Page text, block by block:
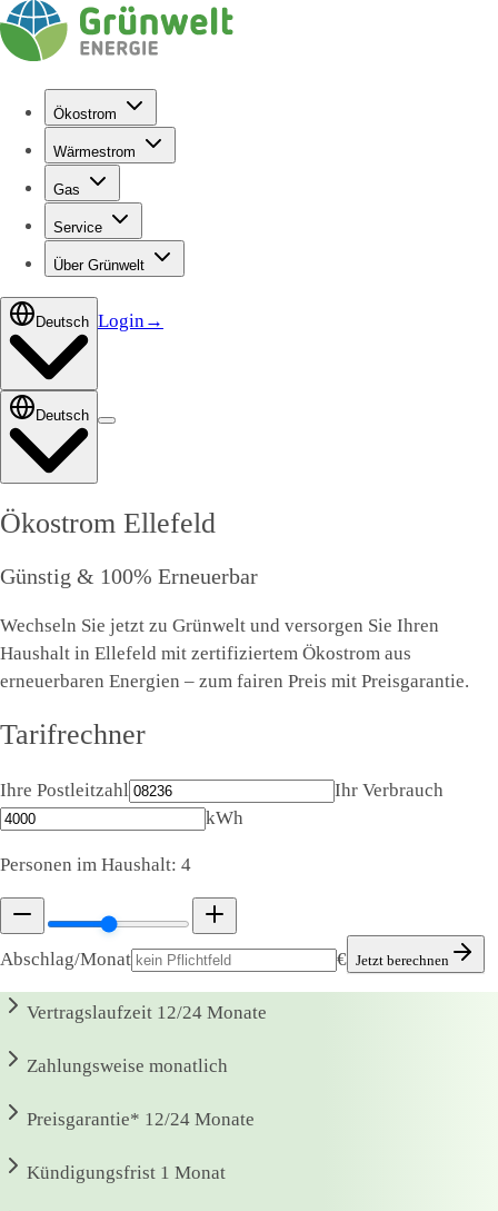
Ökostrom
Wärmestrom
Gas
Service
Über Grünwelt
Deutsch Login→
Deutsch
Ökostrom Ellefeld
Günstig & 100% Erneuerbar
Wechseln Sie jetzt zu Grünwelt und versorgen Sie Ihren
Haushalt in Ellefeld mit zertifiziertem Ökostrom aus
erneuerbaren Energien – zum fairen Preis mit Preisgarantie.
Tarifrechner
Ihre Postleitzahl
Ihr Verbrauch
kWh
Personen im Haushalt: 4
Abschlag/Monat € Jetzt berechnen
Vertragslaufzeit 12/24 Monate
Zahlungsweise monatlich
Preisgarantie* 12/24 Monate
Kündigungsfrist 1 Monat